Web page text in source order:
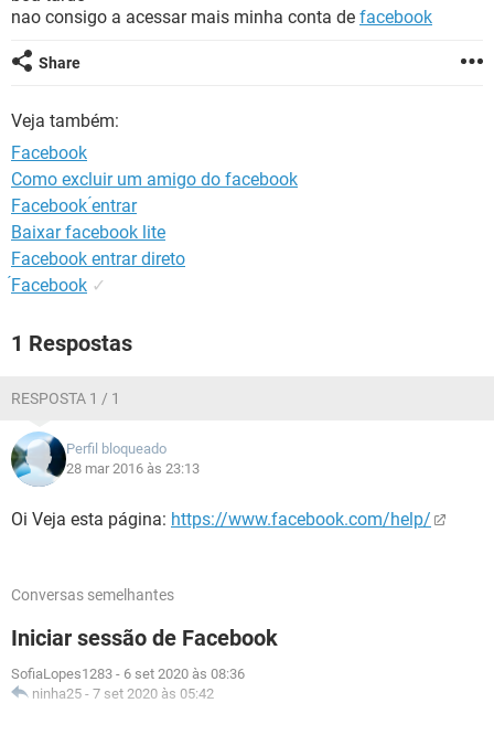
GUIA DE COMPRAS
OUTLOOK
CELULAR FACEBOOK
OUTLOOK
GUIA DE COMPRAS
nao consigo a acessar mais minha conta de facebook
Share
Veja também:
Facebook
Como excluir um amigo do facebook
Facebook ́entrar
Baixar facebook lite
Facebook entrar direto
́Facebook ✓
1 Respostas
RESPOSTA 1 / 1
Perfil bloqueado
28 mar 2016 às 23:13
Oi Veja esta página: https://www.facebook.com/help/
Conversas semelhantes
Iniciar sessão de Facebook
SofiaLopes1283 - 6 set 2020 às 08:36
ninha25 - 7 set 2020 às 05:42